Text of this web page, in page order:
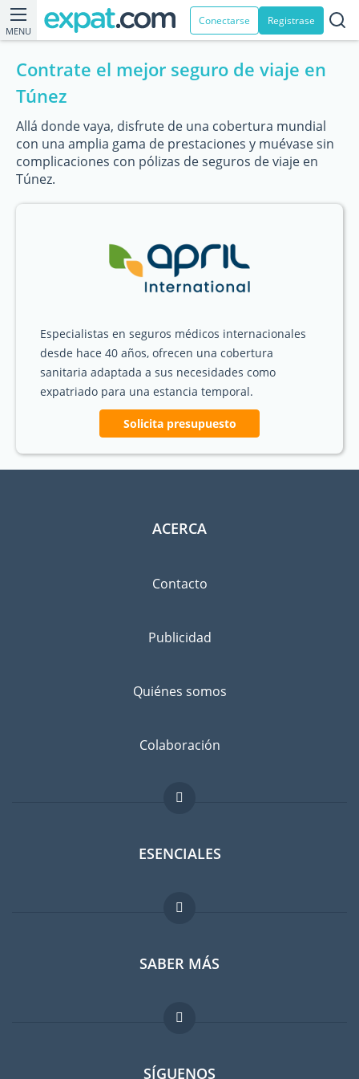
MENU
Conectarse Registrase
Contrate el mejor seguro de viaje en
Túnez
Allá donde vaya, disfrute de una cobertura mundial
con una amplia gama de prestaciones y muévase sin
complicaciones con pólizas de seguros de viaje en
Túnez.
Especialistas en seguros médicos internacionales
desde hace 40 años, ofrecen una cobertura
sanitaria adaptada a sus necesidades como
expatriado para una estancia temporal.
Solicita presupuesto
ACERCA
Contacto
Publicidad
Quiénes somos
Colaboración
ESENCIALES
Foro para expatriados
Guia para expatriados
Trabajos en el extranjero
SABER MÁS
FAQ
SÍGUENOS